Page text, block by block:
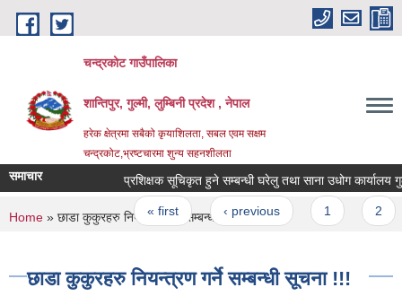
Skip to main content
चन्द्रकोट गाउँपालिका
शान्तिपुर, गुल्मी, लुम्बिनी प्रदेश , नेपाल
हरेक क्षेत्रमा सबैको कृयाशिलता, सबल एवम सक्षम
चन्द्रकोट,भ्रष्टचारमा शुन्य सहनशीलता
समाचार प्रशिक्षक सूचिकृत हुने सम्बन्धी घरेलु तथा साना उधोग कार्यालय
Pages
« first ‹ previous
You are here
Home » छाडा कुकुरहरु नियन्त्रण गर्ने सम्बन्धी सूचना !!!
छाडा कुकुरहरु नियन्त्रण गर्ने सम्बन्धी सूचना !!!